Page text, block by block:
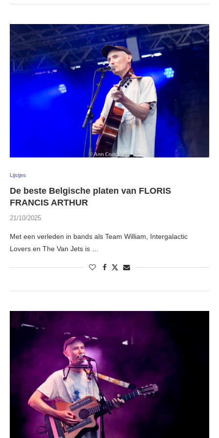
Lijstjes
De beste Belgische platen van FLORIS
FRANCIS ARTHUR
21/10/2025
Met een verleden in bands als Team William, Intergalactic
Lovers en The Van Jets is …